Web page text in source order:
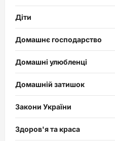
Діти
Домашнє господарство
Домашні улюбленці
Домашній затишок
Закони України
Здоров'я та краса